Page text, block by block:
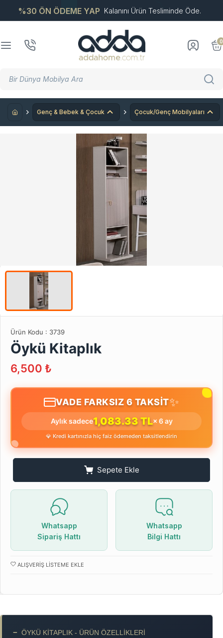
%30 ÖN ÖDEME YAP Kalanını Ürün Tesliminde Öde.
0
Genç & Bebek & Çocuk Çocuk/Genç Mobilyaları
Ürün Kodu : 3739
Öykü Kitaplık
6,500 ₺
VADE FARKSIZ 6 TAKSİT✨
Aylık sadece1,083.33 TL× 6 ay
💎 Kredi kartınızla hiç faiz ödemeden taksitlendirin
Sepete Ekle
Whatsapp
Sipariş Hattı
Whatsapp
Bilgi Hattı
ALIŞVERIŞ LISTEME EKLE
− ÖYKÜ KITAPLIK - ÜRÜN ÖZELLIKLERI